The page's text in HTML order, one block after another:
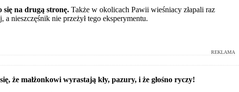
się na drugą stronę. Także w okolicach Pawii wieśniacy złapali raz
nieszczęśnik nie przeżył tego eksperymentu.
REKLAMA
że małżonkowi wyrastają kły, pazury, i że głośno ryczy!